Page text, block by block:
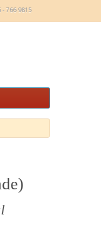
- 766 9815